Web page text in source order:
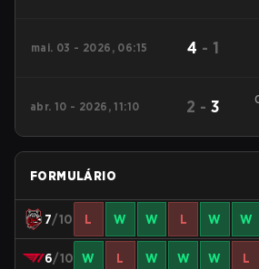
mai. 03 - 2026, 06:15 4 - 1
abr. 10 - 2026, 11:10 2 -3
FORMULÁRIO
7/10 L W W L W W
6/10 W L W W W L